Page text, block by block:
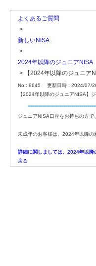
よくあるご質問
>
新しいNISA
>
2024年以降のジュニアNISA
>
【2024年以降のジュニ
No : 9645
更新日時 : 2024/07/
【2024年以降のジュニアNISA】
ジュニアNISA口座をお持ちの方
未成年のお客様は、2024年以降の
詳細に関しましては、2024年以降
戻る